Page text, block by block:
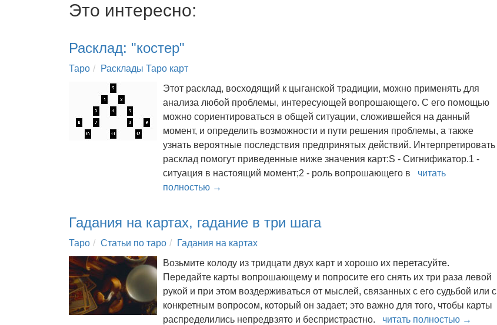
Это интересно:
Расклад: "костер"
Таро
Расклады Таро карт
Этот расклад, восходящий к цыганской традиции, можно применять для
анализа любой проблемы, интересующей вопрошающего. С его помощью
можно сориентироваться в общей ситуации, сложившейся на данный
момент, и определить возможности и пути решения проблемы, а также
узнать вероятные последствия предпринятых действий. Интерпретировать
расклад помогут приведенные ниже значения карт:S - Сигнификатор.1 -
ситуация в настоящий момент;2 - роль вопрошающего в читать
полностью →
Гадания на картах, гадание в три шага
Таро Статьи по таро
Гадания на картах
Возьмите колоду из тридцати двух карт и хорошо их перетасуйте.
Передайте карты вопрошающему и попросите его снять их три раза левой
рукой и при этом воздерживаться от мыслей, связанных с его судьбой или с
конкретным вопросом, который он задает; это важно для того, чтобы карты
распределились непредвзято и беспристрастно. читать полностью →